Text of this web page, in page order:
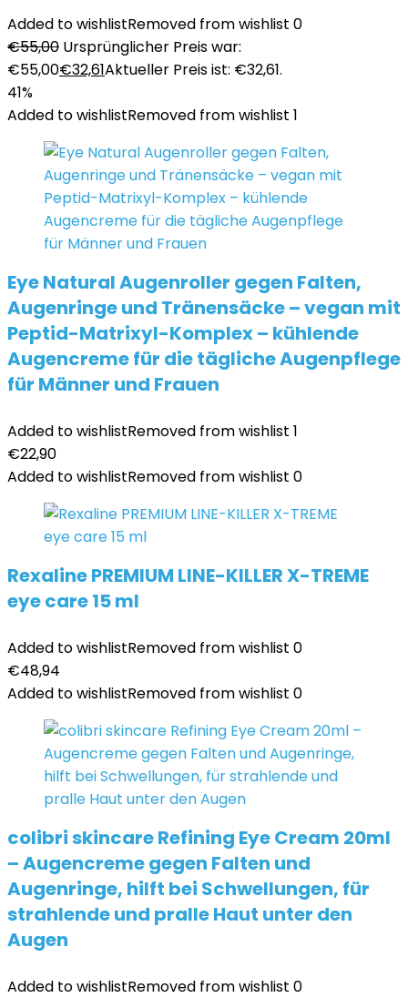
Added to wishlistRemoved from wishlist 0
€55,00 Ursprünglicher Preis war:
€55,00€32,61Aktueller Preis ist: €32,61.
41%
Added to wishlistRemoved from wishlist 1
Eye Natural Augenroller gegen Falten,
Augenringe und Tränensäcke – vegan mit
Peptid-Matrixyl-Komplex – kühlende
Augencreme für die tägliche Augenpflege
für Männer und Frauen
Added to wishlistRemoved from wishlist 1
€22,90
Added to wishlistRemoved from wishlist 0
Rexaline PREMIUM LINE-KILLER X-TREME
eye care 15 ml
Added to wishlistRemoved from wishlist 0
€48,94
Added to wishlistRemoved from wishlist 0
colibri skincare Refining Eye Cream 20ml
– Augencreme gegen Falten und
Augenringe, hilft bei Schwellungen, für
strahlende und pralle Haut unter den
Augen
Added to wishlistRemoved from wishlist 0